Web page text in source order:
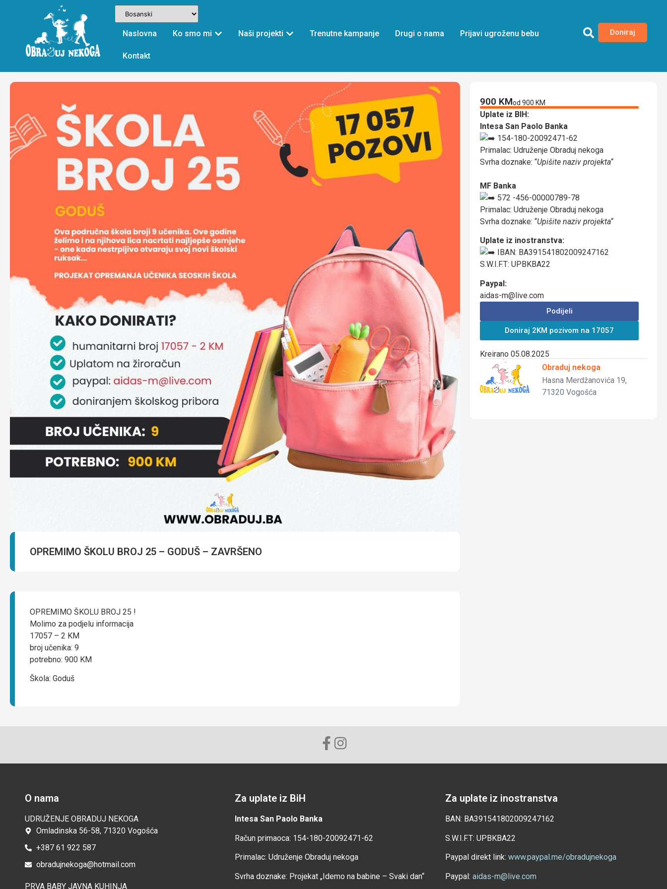
Naslovna Ko smo mi Naši projekti Trenutne kampanje Drugi o nama Prijavi ugroženu bebu
Kontakt
Doniraj
OPREMIMO ŠKOLU BROJ 25 – GODUŠ – ZAVRŠENO
900 KMod 900 KM
Uplate iz BIH:
Intesa San Paolo Banka
154-180-20092471-62
Primalac: Udruženje Obraduj nekoga
Svrha doznake: “Upišite naziv projekta“
MF Banka
572 -456-00000789-78
Primalac: Udruženje Obraduj nekoga
Svrha doznake: “Upišite naziv projekta“
Uplate iz inostranstva:
IBAN: BA391541802009247162
S.W.I.F.T: UPBKBA22
Paypal:
aidas-m@live.com
Podijeli
Doniraj 2KM pozivom na 17057
Kreirano 05.08.2025
Obraduj nekoga
Hasna Merdžanovića 19,
71320 Vogošća
OPREMIMO ŠKOLU BROJ 25 !
Molimo za podjelu informacija
17057 – 2 KM
broj učenika: 9
potrebno: 900 KM
Škola: Goduš
O nama
UDRUŽENJE OBRADUJ NEKOGA
Omladinska 56-58, 71320 Vogošća
+387 61 922 587
obradujnekoga@hotmail.com
PRVA BABY JAVNA KUHINJA
Za uplate iz BiH
Intesa San Paolo Banka
Račun primaoca: 154-180-20092471-62
Primalac: Udruženje Obraduj nekoga
Svrha doznake: Projekat „Idemo na babine – Svaki dan“
Za uplate iz inostranstva
BAN: BA391541802009247162
S.W.I.F.T: UPBKBA22
Paypal direkt link: www.paypal.me/obradujnekoga
Paypal: aidas-m@live.com